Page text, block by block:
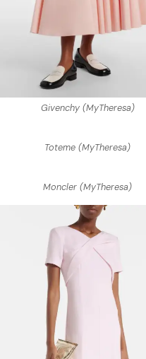
Givenchy (MyTheresa)
Toteme (MyTheresa)
Moncler (MyTheresa)